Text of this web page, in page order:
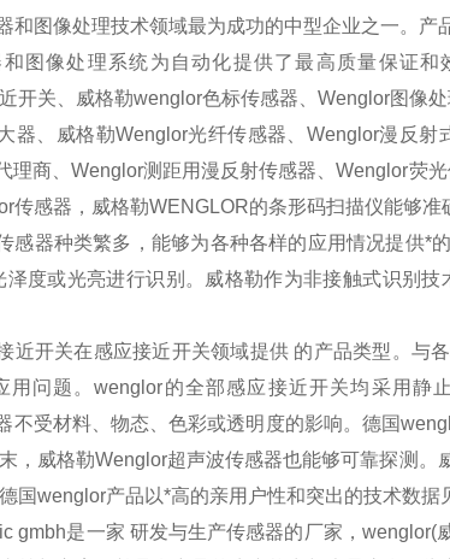
和图像处理技术领域最为成功的中型企业之一。
图像处理系统为自动化提供了最高质量保证
开关、威格勒wenglor色标传感器、Wenglor图像
器、威格勒Wenglor光纤传感器、Wenglor漫反
理商、Wenglor测距用漫反射传感器、Wenglor荧
传感器，威格勒WENGLOR的条形码扫描仪能够准
感器种类繁多，能够为各种各样的应用情况提供*
泽度或光亮进行识别。威格勒作为非接触式识别
近开关在感应接近开关领域提供 的产品类型。与
用问题。wenglor的全部感应接近开关均采用静
不受材料、物态、色彩或透明度的影响。德国
，威格勒Wenglor超声波传感器也能够可靠探测
国wenglor产品以*高的亲用户性和突出的技术数据
gmbh是一家 研发与生产传感器的厂家，